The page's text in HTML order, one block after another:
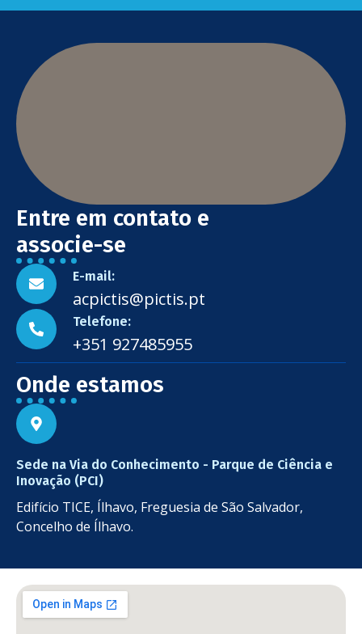
Entre em contato e
associe-se
E-mail:
acpictis@pictis.pt
Telefone:
+351 927485955
Onde estamos
Sede na Via do Conhecimento - Parque de Ciência e
Inovação (PCI)
Edifício TICE, Ílhavo, Freguesia de São Salvador,
Concelho de Ílhavo.